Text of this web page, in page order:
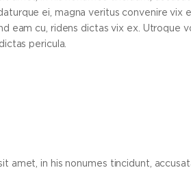
ei, magna veritus convenire
eam cu, ridens dictas vix ex. Utroque
pericula.
amet, in his nonumes tincidunt,